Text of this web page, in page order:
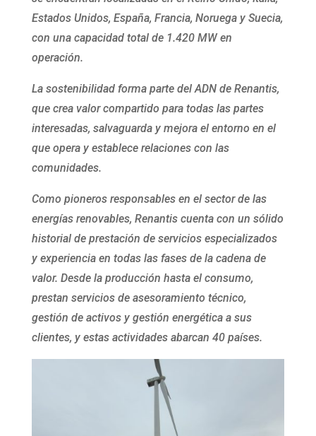
Estados Unidos, España, Francia, Noruega y Suecia,
con una capacidad total de 1.420 MW en
operación.
La sostenibilidad forma parte del ADN de Renantis,
que crea valor compartido para todas las partes
interesadas, salvaguarda y mejora el entorno en el
que opera y establece relaciones con las
comunidades.
Como pioneros responsables en el sector de las
energías renovables, Renantis cuenta con un sólido
historial de prestación de servicios especializados
y experiencia en todas las fases de la cadena de
valor. Desde la producción hasta el consumo,
prestan servicios de asesoramiento técnico,
gestión de activos y gestión energética a sus
clientes, y estas actividades abarcan 40 países.